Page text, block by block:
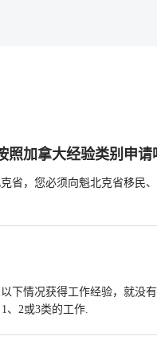
加拿大经验类别申请
省，您必须向魁北克省移民
下情况获得工作经验，就没
、2或3类的工作.